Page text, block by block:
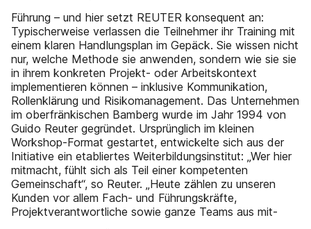
Führung – und hier setzt REUTER konsequent an:
Typischerweise verlassen die Teilnehmer ihr Training mit
einem klaren Handlungsplan im Gepäck. Sie wissen nicht
nur, welche Methode sie anwenden, sondern wie sie sie
in ihrem konkreten Projekt- oder Arbeitskontext
implementieren können – inklusive Kommunikation,
Rollenklärung und Risikomanagement. Das Unternehmen
im oberfränkischen Bamberg wurde im Jahr 1994 von
Guido Reuter gegründet. Ursprünglich im kleinen
Workshop-Format gestartet, entwickelte sich aus der
Initiative ein etabliertes Weiterbildungsinstitut: „Wer hier
mitmacht, fühlt sich als Teil einer kompetenten
Gemeinschaft“, so Reuter. „Heute zählen zu unseren
Kunden vor allem Fach- und Führungskräfte,
Projektverantwortliche sowie ganze Teams aus mit-